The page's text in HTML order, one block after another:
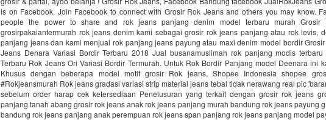
is on Facebook. Join Facebook to connect with Grosir Rok Jeans and others you may know.
people the power to share and rok jeans panjang denim model terbaru murah Grosir
grosirpakaiantermurah rok jeans denim kami sebagai grosir rok jeans panjang atau rok levis,
panjang jeans dan kami menjual rok panjang jeans payung atau maxi denim model bordir
Jeans Denara Variasi Bordir Terbaru 2018 Jual busanamuslimah rok panjang modis terbaru
Terbaru Rok Jeans Ori Variasi Bordir Termurah. Untuk Rok Bordir Panjang model Deenara ini
Khusus dengan beberapa model motif grosir Rok jeans, Shopee Indonesia shopee
#Rokjeansmurah Rok jeans gradasi variasi strip material jeans tebal tidak nerawang real pic
sebelum order harap cek ketersediaan Penelusuran yang terkait dengan grosir rok jeans
panjang tanah abang grosir rok jeans anak rok jeans panjang murah bandung rok jeans payung
bandung rok jeans panjang anak perempuan rok jeans span panjang rok jeans panjang model